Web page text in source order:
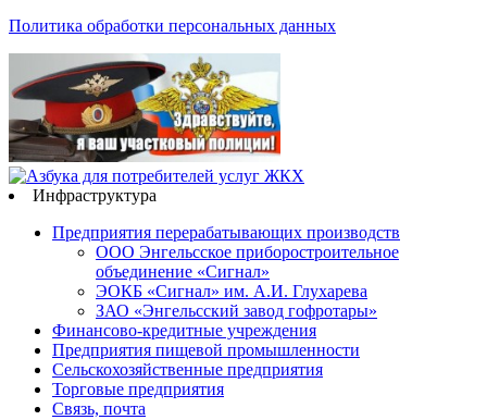
Политика обработки персональных данных
Инфраструктура
Предприятия перерабатывающих производств
ООО Энгельсское приборостроительное
объединение «Сигнал»
ЭОКБ «Сигнал» им. А.И. Глухарева
ЗАО «Энгельсский завод гофротары»
Финансово-кредитные учреждения
Предприятия пищевой промышленности
Сельскохозяйственные предприятия
Торговые предприятия
Связь, почта